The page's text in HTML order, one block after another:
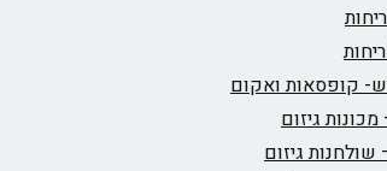
קופסאות ואקום
גיזום
גיזום